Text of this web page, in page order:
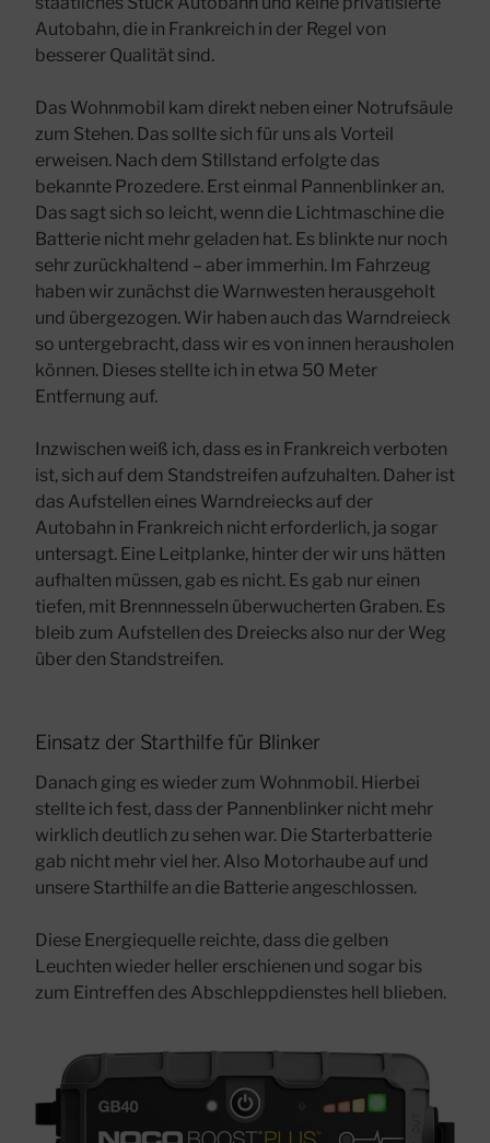
Autobahn, die in Frankreich in der Regel von
besserer Qualität sind.
Das Wohnmobil kam direkt neben einer Notrufsäule
zum Stehen. Das sollte sich für uns als Vorteil
erweisen. Nach dem Stillstand erfolgte das
bekannte Prozedere. Erst einmal Pannenblinker an.
Das sagt sich so leicht, wenn die Lichtmaschine die
Batterie nicht mehr geladen hat. Es blinkte nur noch
sehr zurückhaltend – aber immerhin. Im Fahrzeug
haben wir zunächst die Warnwesten herausgeholt
und übergezogen. Wir haben auch das Warndreieck
so untergebracht, dass wir es von innen herausholen
können. Dieses stellte ich in etwa 50 Meter
Entfernung auf.
Inzwischen weiß ich, dass es in Frankreich verboten
ist, sich auf dem Standstreifen aufzuhalten. Daher ist
das Aufstellen eines Warndreiecks auf der
Autobahn in Frankreich nicht erforderlich, ja sogar
untersagt. Eine Leitplanke, hinter der wir uns hätten
aufhalten müssen, gab es nicht. Es gab nur einen
tiefen, mit Brennnesseln überwucherten Graben. Es
bleib zum Aufstellen des Dreiecks also nur der Weg
über den Standstreifen.
Einsatz der Starthilfe für Blinker
Danach ging es wieder zum Wohnmobil. Hierbei
stellte ich fest, dass der Pannenblinker nicht mehr
wirklich deutlich zu sehen war. Die Starterbatterie
gab nicht mehr viel her. Also Motorhaube auf und
unsere Starthilfe an die Batterie angeschlossen.
Diese Energiequelle reichte, dass die gelben
Leuchten wieder heller erschienen und sogar bis
zum Eintreffen des Abschleppdienstes hell blieben.